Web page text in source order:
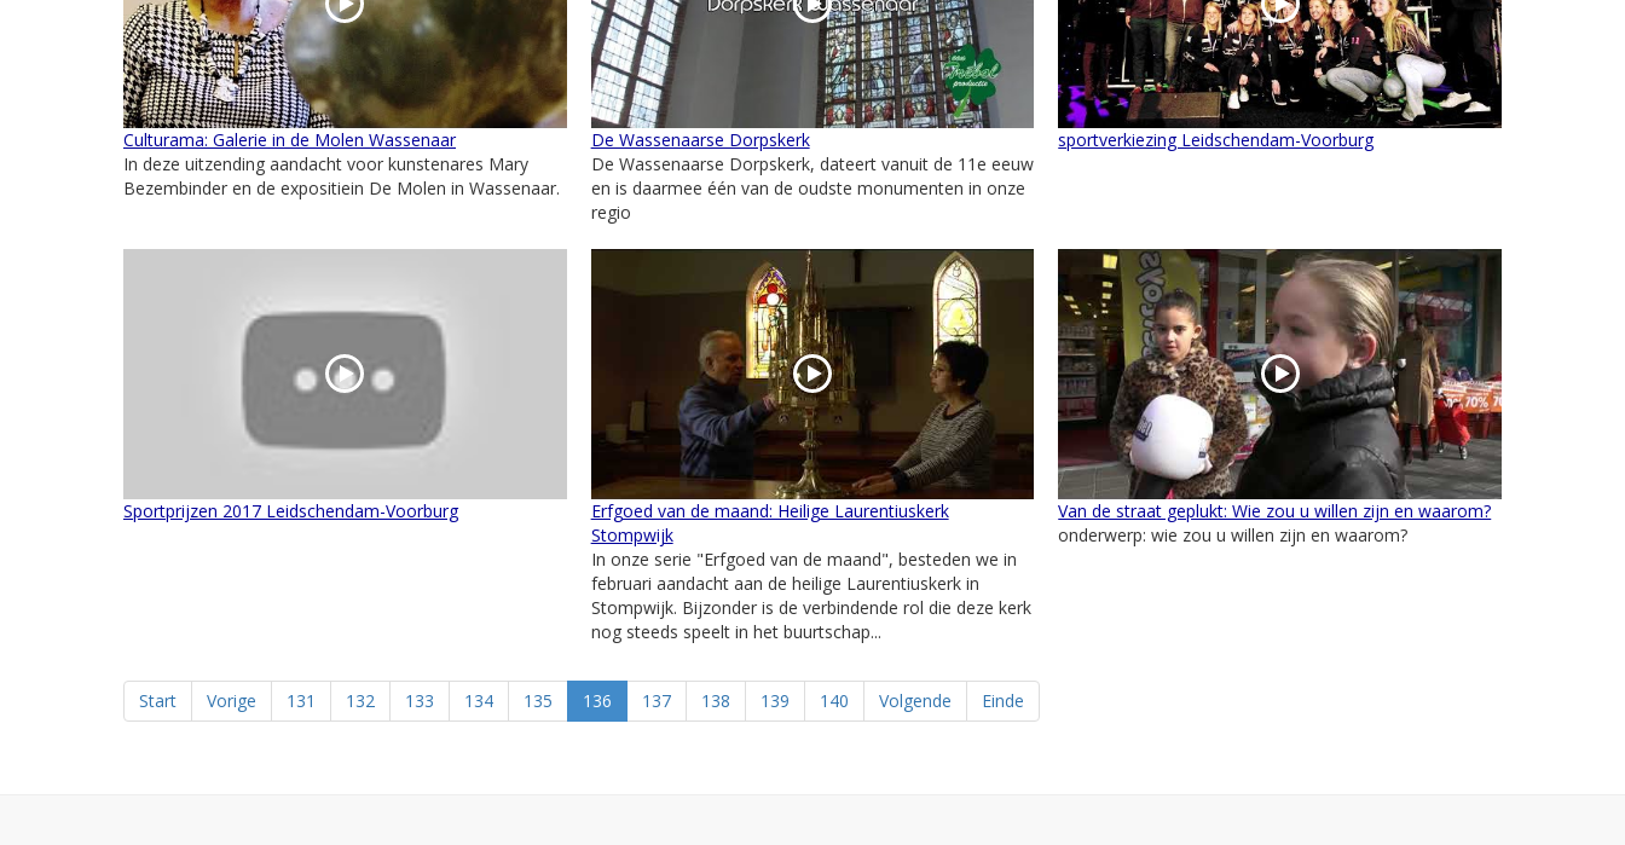
Culturama: Galerie in de Molen Wassenaar
In deze uitzending aandacht voor kunstenares Mary
Bezembinder en de expositiein De Molen in Wassenaar.
De Wassenaarse Dorpskerk
De Wassenaarse Dorpskerk, dateert vanuit de 11e eeuw
en is daarmee één van de oudste monumenten in onze
regio
sportverkiezing Leidschendam-Voorburg
Sportprijzen 2017 Leidschendam-Voorburg
Erfgoed van de maand: Heilige Laurentiuskerk
Stompwijk
In onze serie "Erfgoed van de maand", besteden we in
februari aandacht aan de heilige Laurentiuskerk in
Stompwijk. Bijzonder is de verbindende rol die deze kerk
nog steeds speelt in het buurtschap...
Van de straat geplukt: Wie zou u willen zijn en waarom?
onderwerp: wie zou u willen zijn en waarom?
Start Vorige 131 132 133 134 135 136 137 138 139 140 Volgende Einde